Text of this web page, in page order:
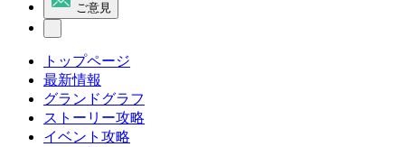
ご意見
トップページ
最新情報
グランドグラフ
ストーリー攻略
イベント攻略